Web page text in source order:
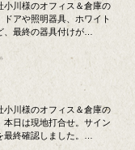
小川様のオフィス＆倉庫の
ドアや照明器具、ホワイト
、最終の器具付けが…
小川様のオフィス＆倉庫の
本日は現地打合せ。サイン
最終確認しました。…